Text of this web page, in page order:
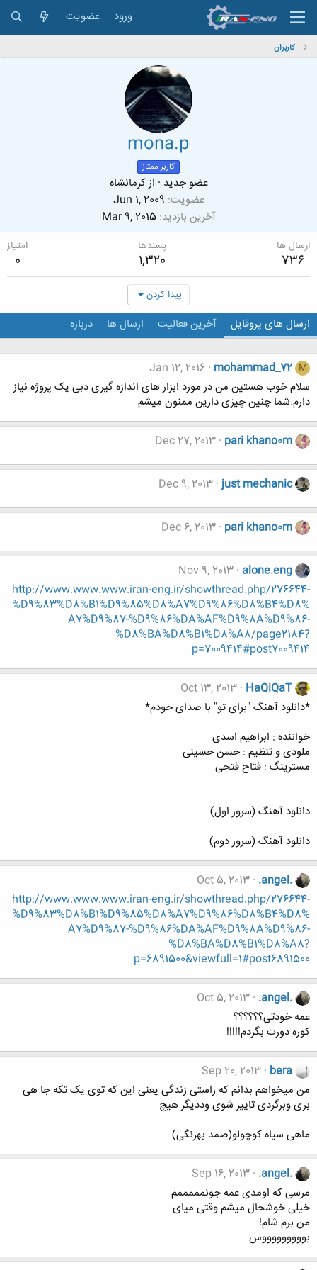
ورود عضویت
کاربران
mona.p
کاربر ممتاز
عضو جدید · ازکرمانشاه
عضویت Jun 1, 2009
آخرین بازدید Mar 9, 2015
ارسال ها
736
پسندها
1,320
امتیاز
0
پیدا کردن
ارسال های پروفایل آخرین فعالیت ارسال ها درباره
M
mohammad_72
Jan 12, 2016
سلام خوب هستین من در مورد ابزار های اندازه گیری دبی یک پروژه نیاز
دارم.شما چنین چیزی دارین ممنون میشم
pari khano0m
Dec 27, 2013
just mechanic
Dec 9, 2013
pari khano0m
Dec 6, 2013
alone.eng
Nov 9, 2013
http://www.www.www.iran-eng.ir/showthread.php/276644-
%D9%83%D8%B1%D9%85%D8%A7%D9%86%D8%B4%D8%
A7%D9%87-%D9%86%DA%AF%D9%8A%D9%86-
%D8%BA%D8%B1%D8%A8/page2184?
p=7009414#post7009414
HaQiQaT
Oct 13, 2013
*دانلود آهنگ "برای تو" با صدای خودم*
خواننده : ابراهیم اسدی
ملودی و تنظیم : حسن حسینی
مسترینگ : فتاح فتحی
دانلود آهنگ (سرور اول)
دانلود آهنگ (سرور دوم)
.angel.
Oct 5, 2013
http://www.www.www.iran-eng.ir/showthread.php/276644-
%D9%83%D8%B1%D9%85%D8%A7%D9%86%D8%B4%D8%
A7%D9%87-%D9%86%DA%AF%D9%8A%D9%86-
%D8%BA%D8%B1%D8%A8?
p=6891500&viewfull=1#post6891500
.angel.
Oct 5, 2013
عمه خودتی؟؟؟؟؟؟
کوره دورت بگردم!!!!!
bera
Sep 20, 2013
من میخواهم بدانم که راستی زندگی یعنی این که توی یک تکه جا هی
بری وبرگردی تاپیر شوی وددیگر هیچ
ماهی سیاه کوچولو(صمد بهرنگی)
.angel.
Sep 16, 2013
مرسی که اومدی عمه جونمممممم
خیلی خوشحال میشم وقتی میای
من برم شام!
بوووووووووس